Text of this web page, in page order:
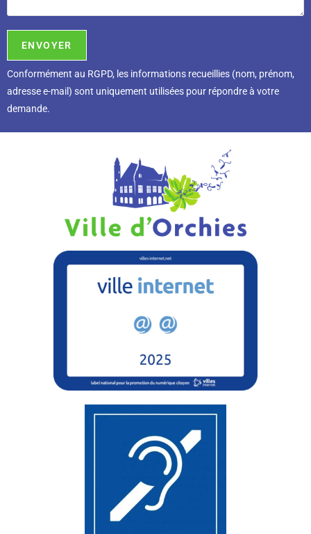
Conformément au RGPD, l es informations recueillies (nom, prénom,
adresse e-mail) sont uniquement utilisées pour répondre à votre
demande.